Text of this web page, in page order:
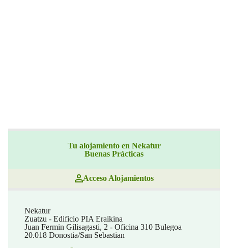
Tu alojamiento en Nekatur
Buenas Prácticas
Acceso Alojamientos
Nekatur
Zuatzu - Edificio PIA Eraikina
Juan Fermin Gilisagasti, 2 - Oficina 310 Bulegoa
20.018 Donostia/San Sebastian